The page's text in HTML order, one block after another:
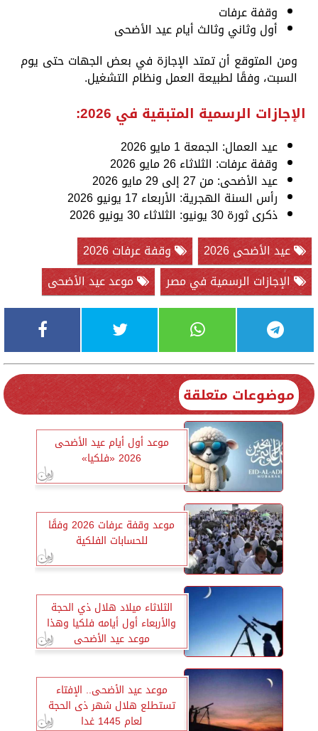
وقفة عرفات
أول وثاني وثالث أيام عيد الأضحى
ومن المتوقع أن تمتد الإجازة في بعض الجهات حتى يوم
السبت، وفقًا لطبيعة العمل ونظام التشغيل.
الإجازات الرسمية المتبقية في 2026:
عيد العمال: الجمعة 1 مايو 2026
وقفة عرفات: الثلاثاء 26 مايو 2026
عيد الأضحى: من 27 إلى 29 مايو 2026
رأس السنة الهجرية: الأربعاء 17 يونيو 2026
ذكرى ثورة 30 يونيو: الثلاثاء 30 يونيو 2026
عيد الأضحى 2026
وقفة عرفات 2026
الإجازات الرسمية في مصر
موعد عيد الأضحى
موضوعات متعلقة
موعد أول أيام عيد الأضحى
2026 «فلكيا»
موعد وقفة عرفات 2026 وفقًا
للحسابات الفلكية
الثلاثاء ميلاد هلال ذي الحجة
والأربعاء أول أيامه فلكيا وهذا
موعد عيد الأضحى
موعد عيد الأضحى.. الإفتاء
تستطلع هلال شهر ذى الحجة
لعام 1445 غدا